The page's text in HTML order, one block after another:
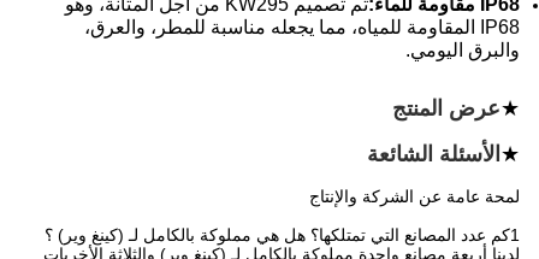
IP68 مقاومة للماء:
تم تصميم KW295 من أجل المتانة، وهو
IP68 المقاومة للمياه، مما يجعله مناسبة للمطر، والعرق،
والبرق اليومي.
★عرض المنتج
★ الأسئلة الشائعة
لمحة عامة عن الشركة والإنتاج
1كم عدد المصانع التي تمتلكها؟ هل هي مملوكة بالكامل لـ (كينغ وير) ؟
لدينا أربعة مصانع واحدة مملوكة بالكامل لـ (كينغ وير) والثلاثة الأخريات